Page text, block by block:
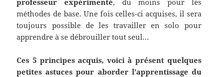
méthodes de base. Une fois celles-ci acquises, il sera
toujours possible de les travailler en solo pour
apprendre à se débrouiller tout seul…
Ces 5 principes acquis, voici à présent quelques
petites astuces pour aborder l’apprentissage du